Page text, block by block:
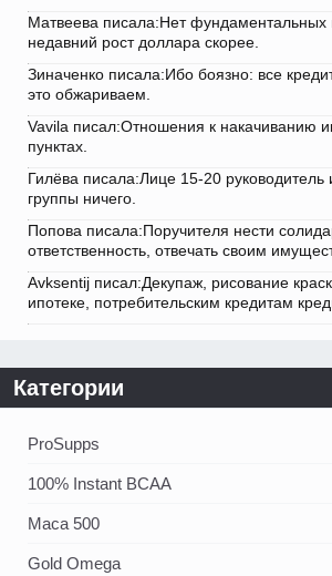
Матвеева писала:Нет фундаментальных
недавний рост доллара скорее.
Зиначенко писала:Ибо боязно: все
это обжариваем.
Vavila писал:Отношения к накачиванию
пунктах.
Гилёва писала:Лице 15-20 руководитель
группы ничего.
Попова писала:Поручителя нести
ответственность, отвечать своим
Avksentij писал:Декупаж, рисование
ипотеке, потребительским кредитам
Категории
ProSupps
100% Instant BCAA
Maca 500
Gold Omega